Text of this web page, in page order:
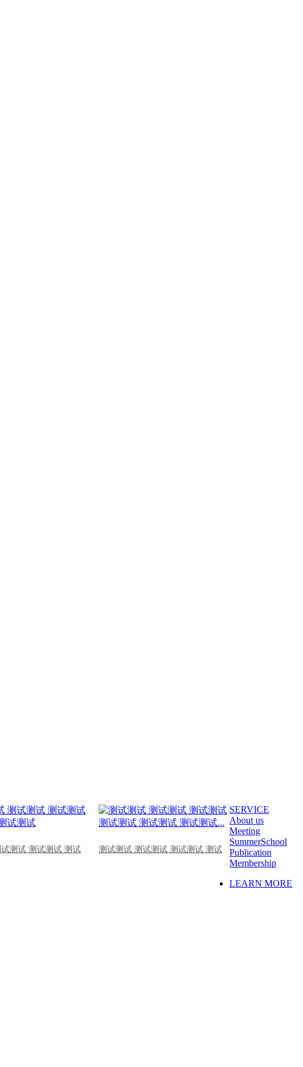
测试 测试测试 测试 测试测试 测试测试 测试测试 测试
SERVICE
About us
Meeting
SummerSchool
Publication
Membership
LEARN MORE